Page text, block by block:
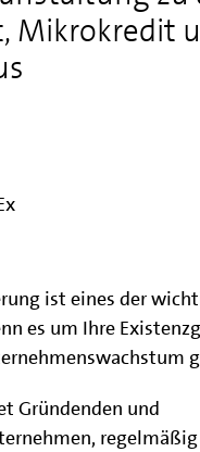
Mikrokredit
ist eines der
es um Ihre
Gründenden und